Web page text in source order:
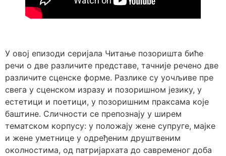
У овој епизоди серијала Читање позоришта биће
речи о две различите представе, тачније речено две
различите сценске форме. Разлике су уочљиве пре
свега у сценском изразу и позоришном језику, у
естетици и поетици, у позоришним праксама које
баштине. Сличности се препознају у ширем
тематском корпусу: у положају жене супруге, мајке
и жене уметнице у одређеним друштвеним
околностима, од патријархата до савременог доба